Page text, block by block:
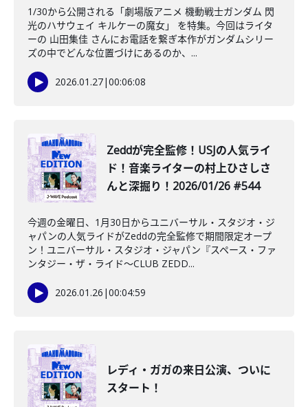
1/30から公開される「劇場版アニメ 機動戦士ガンダム 閃
光のハサウェイ キルケーの魔女」 を特集。今回はライタ
ーの 山田集佳 さんにお電話を繋ぎ本作がガンダムシリー
ズの中でどんな位置づけにあるのか、...
2026.01.27|00:06:08
️Zeddが完全監修！USJの人気ライ
ド！音楽ライターの村上ひさしさ
んと深掘り！2026/01/26 #544
今週の金曜日、1月30日からユニバーサル・スタジオ・ジ
ャパンの人気ライドがZeddの完全監修で期間限定オープ
ン！ユニバーサル・スタジオ・ジャパン『スペース・ファ
ンタジー・ザ・ライド～CLUB ZEDD...
2026.01.26 |00:04:59
レディ・ガガの来日公演、ついに
スタート！